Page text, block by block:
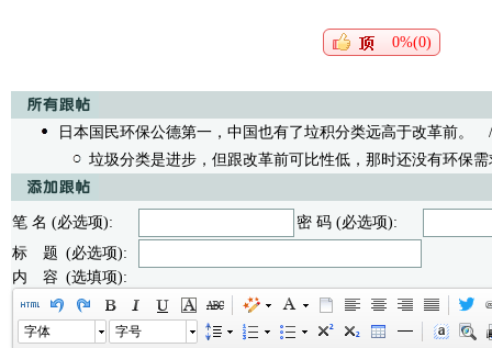
0%(0)
日本国民环保公德第一，中国也有了垃积分类远高于改革前。
/
垃圾分类是进步，但跟改革前可比性低，那时还没有环保
笔 名 (必选项):
密 码 (必选项):
标 题 (必选项):
内 容 (选填项):
字体 字号